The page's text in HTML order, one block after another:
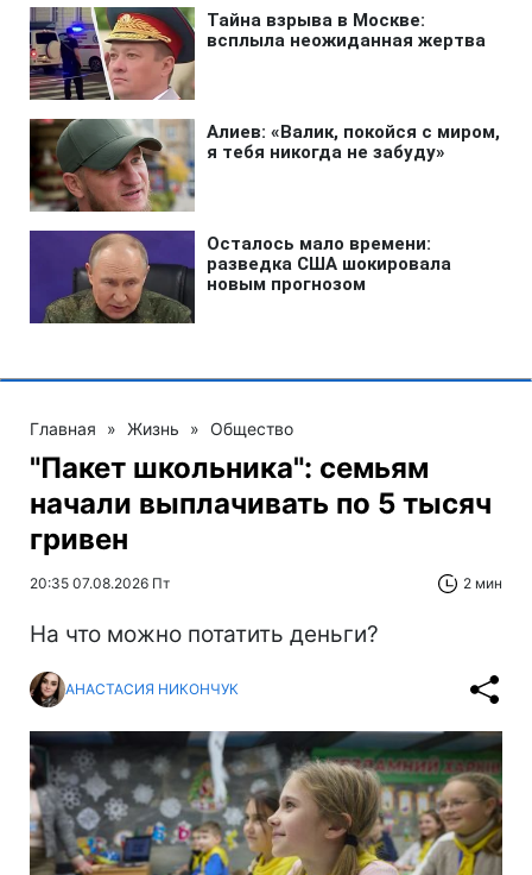
Главная » Жизнь » Общество
"Пакет школьника": семьям
начали выплачивать по 5 тысяч
гривен
20:35 07.08.2026 Пт 2 мин
На что можно потатить деньги?
АНАСТАСИЯ НИКОНЧУК